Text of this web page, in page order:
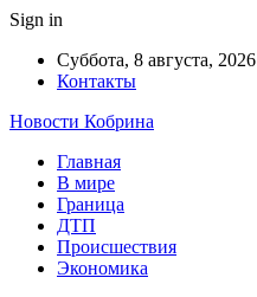
Sign in
Суббота, 8 августа, 2026
Контакты
Новости Кобрина
Главная
В мире
Граница
ДТП
Происшествия
Экономика